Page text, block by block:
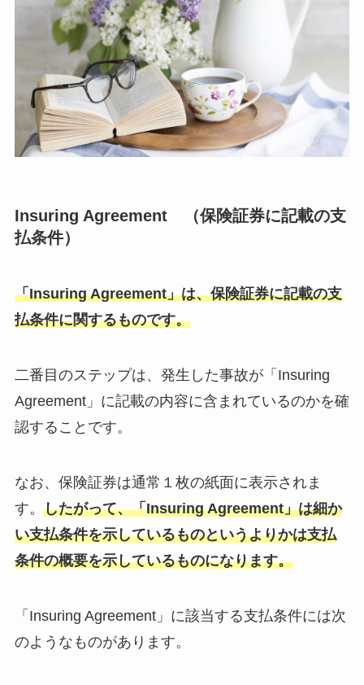
Insuring Agreement （保険証券に記載の支
払条件）
「Insuring Agreement」は、保険証券に記載の支
払条件に関するものです。
二番目のステップは、発生した事故が「Insuring
Agreement」に記載の内容に含まれているのかを確
認することです。
なお、保険証券は通常１枚の紙面に表示されま
す。 したがって、「Insuring Agreement」は細か
い支払条件を示しているものというよりかは支払
条件の概要を示しているものになります。
「Insuring Agreement」に該当する支払条件には次
のようなものがあります。